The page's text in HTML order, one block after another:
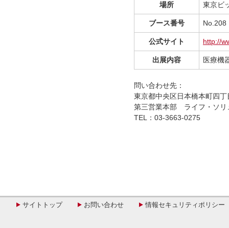
場所 東京ビ
ブース番号 No.208
公式サイト http://
出展内容 医療機
問い合わせ先：
東京都中央区日本橋本町四
第三営業本部 ライフ・ソ
TEL：03-3663-0275
サイトトップ お問い合わせ 情報セキュリティポリシー